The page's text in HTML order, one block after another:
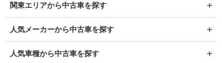
関東エリアから中古車を探す
人気メーカーから中古車を探す
人気車種から中古車を探す